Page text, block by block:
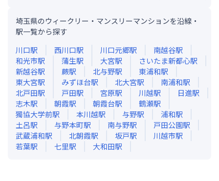
埼玉県のウィークリー・マンスリーマンションを沿線・
駅一覧から探す
川口駅 西川口駅 川口元郷駅 南越谷駅
和光市駅 蒲生駅 大宮駅 さいたま新都心駅
新越谷駅 蕨駅 北与野駅 東浦和駅
東大宮駅 みずほ台駅 北大宮駅 南浦和駅
北戸田駅 戸田駅 宮原駅 川越駅 日進駅
志木駅 朝霞駅 朝霞台駅 鶴瀬駅
獨協大学前駅 本川越駅 与野駅 浦和駅
土呂駅 与野本町駅 南与野駅 戸田公園駅
武蔵浦和駅 北朝霞駅 坂戸駅 川越市駅
若葉駅 七里駅 大和田駅